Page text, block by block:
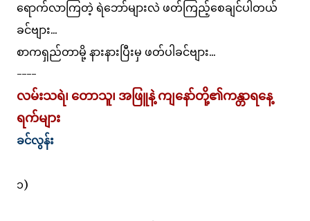
ရောက်လာကြတဲ့ ရဲဘော်များလဲ ဖတ်ကြည့်စေချင်ပါတယ်
ခင်ဗျား...
စာကရှည်တာမို့ နားနားပြီးမှ ဖတ်ပါခင်ဗျား...
----
လမ်းသရဲ၊ တောသူ၊ အဖြူနဲ့ ကျနော်တို့၏ကန္တာရနေ့
ရက်များ
ခင်လွန်း
၁)